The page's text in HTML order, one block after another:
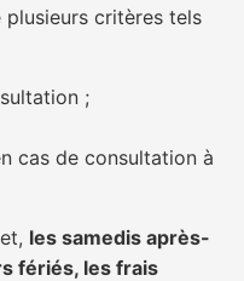
critères tels
;
cas de consultation à
les samedis après-
fériés, les frais